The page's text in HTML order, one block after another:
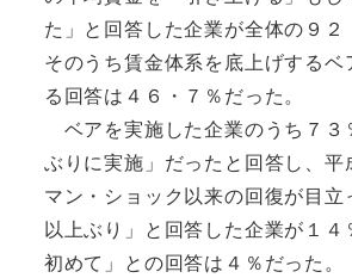
た」と回答した企業が全体の９２
そのうち賃金体系を底上げするベ
る回答は４６・７％だった。
ベアを実施した企業のうち７３
ぶりに実施」だったと回答し、平
マン・ショック以来の回復が目
以上ぶり」と回答した企業が１
初めて」との回答は４％だった。